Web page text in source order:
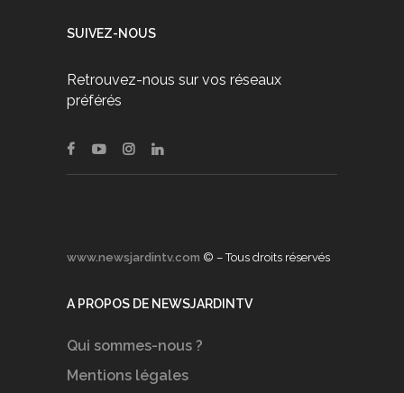
SUIVEZ-NOUS
Retrouvez-nous sur vos réseaux
préférés
www.newsjardintv.com © – Tous droits réservés
A PROPOS DE NEWSJARDINTV
Qui sommes-nous ?
Mentions légales